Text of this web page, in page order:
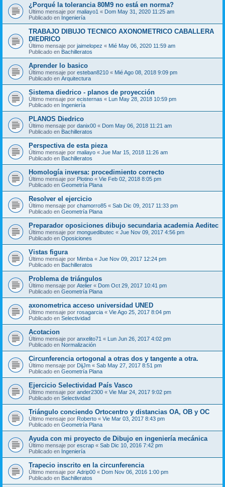
¿Porqué la tolerancia 80M9 no está en norma?
Último mensaje por maliayo1 « Dom May 31, 2020 11:25 am
Publicado en Ingeniería
TRABAJO DIBUJO TECNICO AXONOMETRICO CABALLERA
DIEDRICO
Último mensaje por jaimelopez « Mié May 06, 2020 11:59 am
Publicado en Bachilleratos
Aprender lo basico
Último mensaje por esteban8210 « Mié Ago 08, 2018 9:09 pm
Publicado en Arquitectura
Sistema diedrico - planos de proyección
Último mensaje por ecisternas « Lun May 28, 2018 10:59 pm
Publicado en Ingeniería
PLANOS Diedrico
Último mensaje por danix00 « Dom May 06, 2018 11:21 am
Publicado en Bachilleratos
Perspectiva de esta pieza
Último mensaje por maliayo « Jue Mar 15, 2018 11:26 am
Publicado en Bachilleratos
Homología inversa: procedimiento correcto
Último mensaje por Plotino « Vie Feb 02, 2018 8:05 pm
Publicado en Geometría Plana
Resolver el ejercicio
Último mensaje por chamorro85 « Sab Dic 09, 2017 11:33 pm
Publicado en Geometría Plana
Preparador oposiciones dibujo secundaria academia Aeditec
Último mensaje por monguedibutec « Jue Nov 09, 2017 4:56 pm
Publicado en Oposiciones
Vistas figura
Último mensaje por Mimba « Jue Nov 09, 2017 12:24 pm
Publicado en Bachilleratos
Problema de triángulos
Último mensaje por Atelier « Dom Oct 29, 2017 10:41 pm
Publicado en Geometría Plana
axonometrica acceso universidad UNED
Último mensaje por rosagarcia « Vie Ago 25, 2017 8:04 pm
Publicado en Selectividad
Acotacion
Último mensaje por anxelito71 « Lun Jun 26, 2017 4:02 pm
Publicado en Normalización
Circunferencia ortogonal a otras dos y tangente a otra.
Último mensaje por DijJm « Sab May 27, 2017 8:51 pm
Publicado en Geometría Plana
Ejercicio Selectividad País Vasco
Último mensaje por ander2300 « Vie Mar 24, 2017 9:02 pm
Publicado en Selectividad
Triángulo conciendo Ortocentro y distancias OA, OB y OC
Último mensaje por Roberto « Vie Mar 03, 2017 8:43 pm
Publicado en Geometría Plana
Ayuda con mi proyecto de Dibujo en ingeniería mecánica
Último mensaje por escrap « Sab Dic 10, 2016 7:42 pm
Publicado en Ingeniería
Trapecio inscrito en la circunferencia
Último mensaje por Adrip00 « Dom Nov 06, 2016 1:00 pm
Publicado en Bachilleratos